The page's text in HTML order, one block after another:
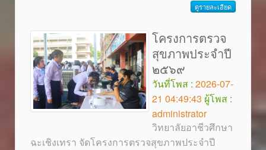
ดูรายละเอียด
โครงการตรวจ
สุขภาพประจำปี
๒๕๖๙
วันที่โพส : 2026-07-
21 04:49:43 ผู้โพส :
administrator
วิทยาลัยอาชีวศึกษา
ฉะเชิงเทรา จัดโครงการตรวจสุขภาพประจำปี